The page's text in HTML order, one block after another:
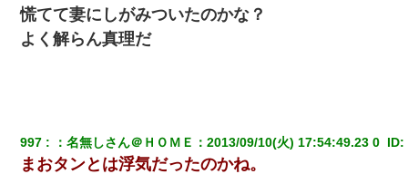
慌てて妻にしがみついたのかな？
よく解らん真理だ
997 ：名無しさん＠ＨＯＭＥ ：2013/09/10(火) 17:54:49.23 0 ID:
まおタンとは浮気だったのかね。